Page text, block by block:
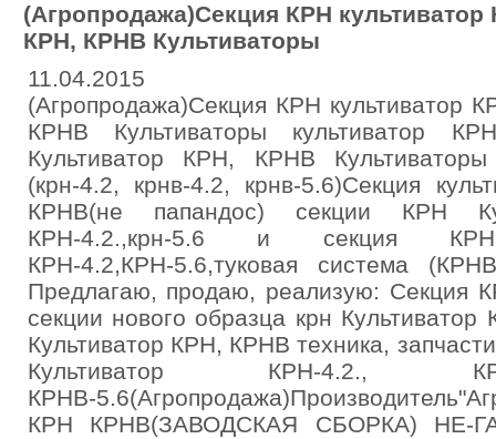
(Агропродажа)Секция КРН
КРН, КРНВ Культиваторы
11.04.2015
(Агропродажа)Секция КРН культиватор
КРНВ Культиваторы культиватор
Культиватор КРН, КРНВ
(крн-4.2, крнв-4.2, крнв-5.6)Секция
КРНВ(не папандос) секции КРН
КРН-4.2.,крн-5.6 и секция
КРН-4.2,КРН-5.6,туковая система
Предлагаю, продаю, реализую: Секция
секции нового образца крн
Культиватор КРН, КРНВ техника,
Культиватор КРН-4.2.,
КРНВ-
КРН КРНВ(ЗАВОДСКАЯ СБОРКА) НЕ-